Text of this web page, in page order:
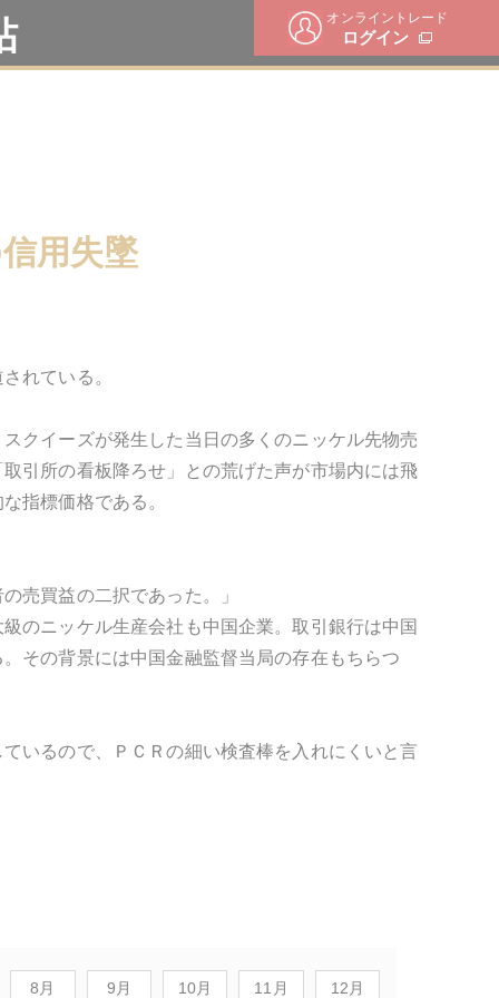
オンライントレード
ログイン
用失墜
れている。
クイーズが発生した当日の多くのニッケル先物売
引所の看板降ろせ」との荒げた声が市場内には飛
指標価格である。
売買益の二択であった。」
のニッケル生産会社も中国企業。取引銀行は中国
その背景には中国金融監督当局の存在もちらつ
いるので、ＰＣＲの細い検査棒を入れにくいと言
8月 9月 10月 11月 12月